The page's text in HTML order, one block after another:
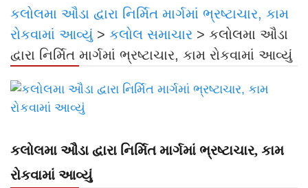
કલોલમા ઔડા દ્વારા નિર્મિત માર્ગમાં ભ્રષ્ટાચાર, કામ
રોકવામાં આવ્યું > કલોલ સમાચાર > કલોલમા ઔડા
દ્વારા નિર્મિત માર્ગમાં ભ્રષ્ટાચાર, કામ રોકવામાં આવ્યું
કલોલમા ઔડા દ્વારા નિર્મિત માર્ગમાં ભ્રષ્ટાચાર, કામ
રોકવામાં આવ્યું